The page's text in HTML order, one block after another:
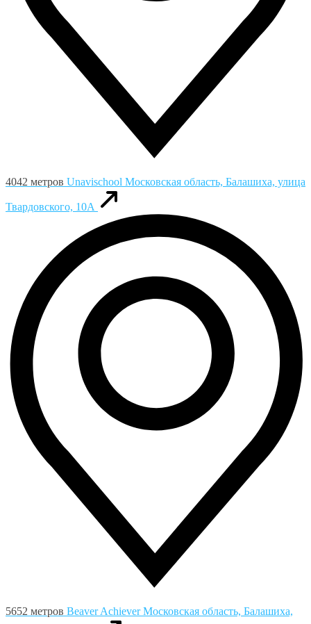
4042 метров Unavischool Московская область, Балашиха, улица
Твардовского, 10А
5652 метров Beaver AchieverМосковская область, Балашиха,